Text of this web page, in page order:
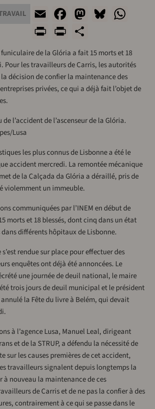
EmailFacebook
Mastodon
PrintPrintFriendly
de la Glória a fait 15 morts et 18
Pour les travailleurs de Carris, les autorités
décision de confier la maintenance des
privées, ce qui a déjà fait l’objet de
l’accident de l’ascenseur de la Glória.
Lusa
les plus connus de Lisbonne a été le
accident mercredi. La remontée mécanique
de la Calçada da Glória a déraillé, pris de
violemment un immeuble.
communiquées par l’INEM en début de
morts et 18 blessés, dont cinq dans un état
différents hôpitaux de Lisbonne.
rendue sur place pour effectuer des
enquêtes ont déjà été annoncées. Le
une journée de deuil national, le maire
trois jours de deuil municipal et le président
la Fête du livre à Belém, qui devait
à l’agence Lusa, Manuel Leal, dirigeant
et de la STRUP, a défendu la nécessité de
sur les causes premières de cet accident,
travailleurs signalent depuis longtemps la
à nouveau la maintenance de ces
de Carris et de ne pas la confier à des
contrairement à ce qui se passe dans le